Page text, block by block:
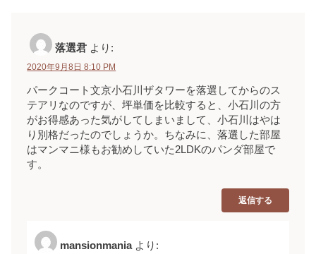
落選君 より:
2020年9月8日 8:10 PM
パークコート文京小石川ザタワーを落選してからのス
テアリなのですが、坪単価を比較すると、小石川の方
がお得感あった気がしてしまいまして、小石川はやは
り別格だったのでしょうか。ちなみに、落選した部屋
はマンマニ様もお勧めしていた2LDKのパンダ部屋で
す。
返信する
mansionmania より: